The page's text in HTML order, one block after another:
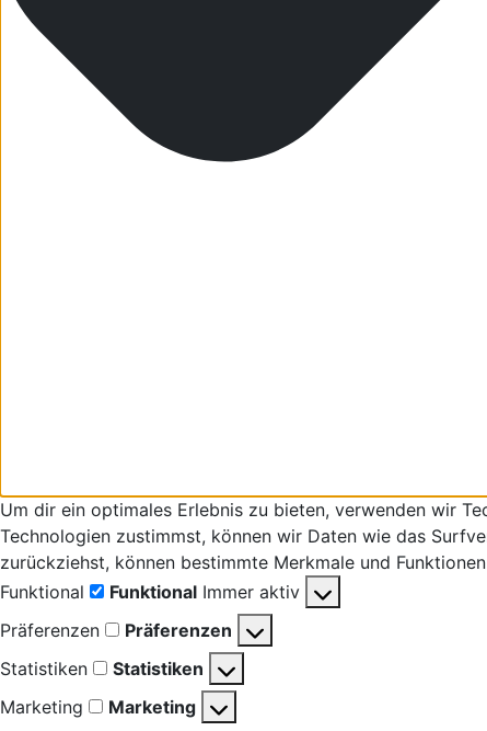
Um dir ein optimales Erlebnis zu bieten, verwenden wir
Technologien zustimmst, können wir Daten wie das
zurückziehst, können bestimmte Merkmale und
Funktional
Funktional Immer aktiv
Präferenzen
Präferenzen
Statistiken
Statistiken
Marketing
Marketing